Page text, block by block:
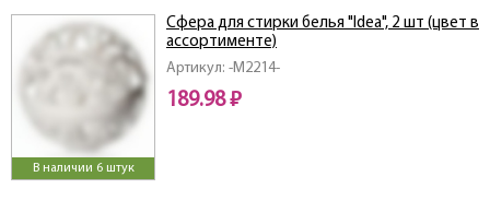
В наличии 6 штук
Артикул: -M2214-
Сфера для стирки белья "Idea", 2 шт (цвет в
ассортименте)
189.98 ₽